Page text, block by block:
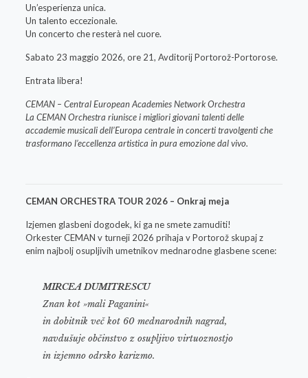
Un’esperienza unica.
Un talento eccezionale.
Un concerto che resterà nel cuore.
Sabato 23 maggio 2026, ore 21, Avditorij Portorož-Portorose.
Entrata libera!
CEMAN – Central European Academies Network Orchestra
La CEMAN Orchestra riunisce i migliori giovani talenti delle
accademie musicali dell’Europa centrale in concerti travolgenti che
trasformano l’eccellenza artistica in pura emozione dal vivo.
CEMAN ORCHESTRA TOUR 2026 – Onkraj meja
Izjemen glasbeni dogodek, ki ga ne smete zamuditi!
Orkester CEMAN v turneji 2026 prihaja v Portorož skupaj z
enim najbolj osupljivih umetnikov mednarodne glasbene scene:
MIRCEA DUMITRESCU
Znan kot »mali Paganini«
in dobitnik več kot 60 mednarodnih nagrad,
navdušuje občinstvo z osupljivo virtuoznostjo
in izjemno odrsko karizmo.